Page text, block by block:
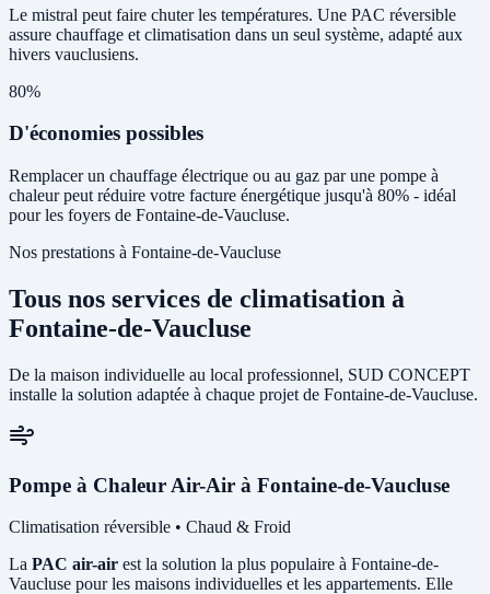
Le mistral peut faire chuter les températures. Une PAC réversible
assure chauffage et climatisation dans un seul système, adapté aux
hivers vauclusiens.
80%
D'économies possibles
Remplacer un chauffage électrique ou au gaz par une pompe à
chaleur peut réduire votre facture énergétique jusqu'à 80% - idéal
pour les foyers de Fontaine-de-Vaucluse.
Nos prestations à Fontaine-de-Vaucluse
Tous nos services de climatisation à
Fontaine-de-Vaucluse
De la maison individuelle au local professionnel, SUD CONCEPT
installe la solution adaptée à chaque projet de Fontaine-de-Vaucluse.
Pompe à Chaleur Air-Air à Fontaine-de-Vaucluse
Climatisation réversible • Chaud & Froid
La PAC air-air est la solution la plus populaire à Fontaine-de-
Vaucluse pour les maisons individuelles et les appartements. Elle